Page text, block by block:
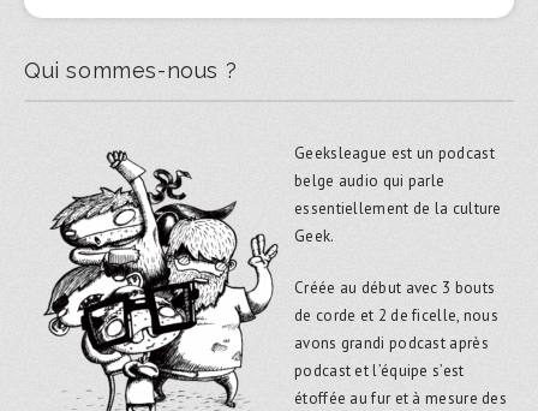
Qui sommes-nous ?
Geeksleague est un podcast
belge audio qui parle
essentiellement de la culture
Geek.
Créée au début avec 3 bouts
de corde et 2 de ficelle, nous
avons grandi podcast après
podcast et l’équipe s’est
étoffée au fur et à mesure des